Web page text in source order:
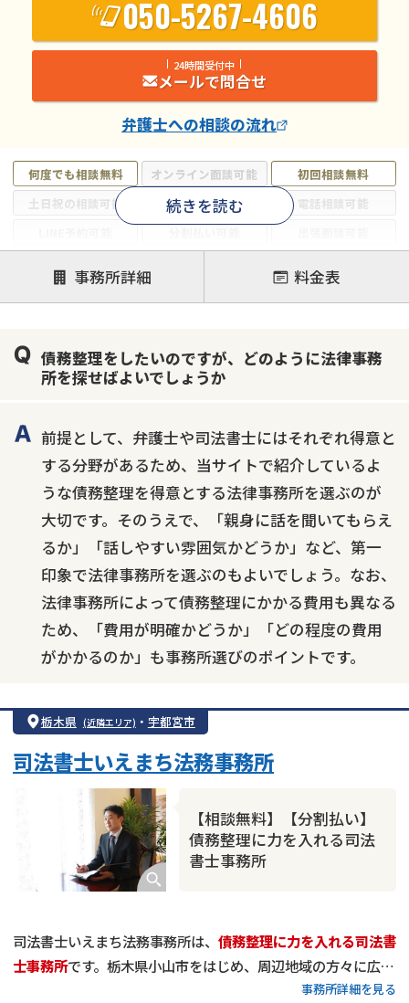
何度でも相談無料 オンライン面談可能
初回相談無料
土日祝の相談可能
19時以降電話可能
電話相談可能
個人再生
時効援用
過払い金返還請求
会社破産・法人破産
住宅ローン
続きを読む
050-5267-4606
24時間受付中
メールで問合せ
弁護士への相談の流れ
事務所詳細 料金表
債務整理をしたいのですが、どのように法律事務
所を探せばよいでしょうか
前提として、弁護士や司法書士にはそれぞれ得意と
する分野があるため、当サイトで紹介しているよ
うな債務整理を得意とする法律事務所を選ぶのが
大切です。そのうえで、「親身に話を聞いてもらえ
るか」「話しやすい雰囲気かどうか」など、第一
印象で法律事務所を選ぶのもよいでしょう。なお、
法律事務所によって債務整理にかかる費用も異なる
ため、「費用が明確かどうか」「どの程度の費用
がかかるのか」も事務所選びのポイントです。
栃木県 (近隣エリア) ・ 宇都宮市
【相談無料】【分割払い】
債務整理に力を入れる司法
書士事務所
司法書士いえまち法務事務所
司法書士いえまち法務事務所は、 債務整理に力を入れる司法書
士事務所です。栃木県小山市をはじめ、周辺地域の方々に広く
を超えました。
事務所詳細を見る